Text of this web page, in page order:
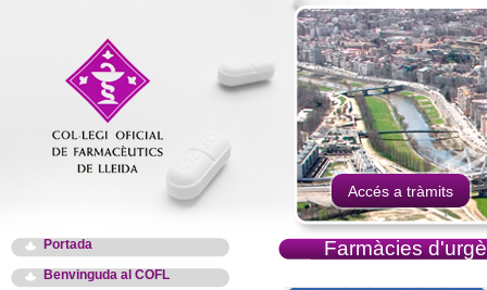
Accés a tràmits
Portada
Benvinguda al COFL
Farmàcies